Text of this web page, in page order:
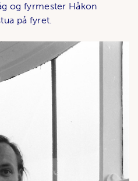
og fyrmester Håkon
på fyret.